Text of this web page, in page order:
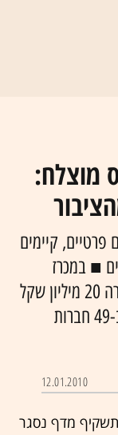
מוצלח:
12.5 ממשקיעים פרטיים, קיימים
■ במכרז
הונפקו גם אופציות שעשויות להניב לחברה 20 מיליון שקל
12.01.2010
מדף נסגר